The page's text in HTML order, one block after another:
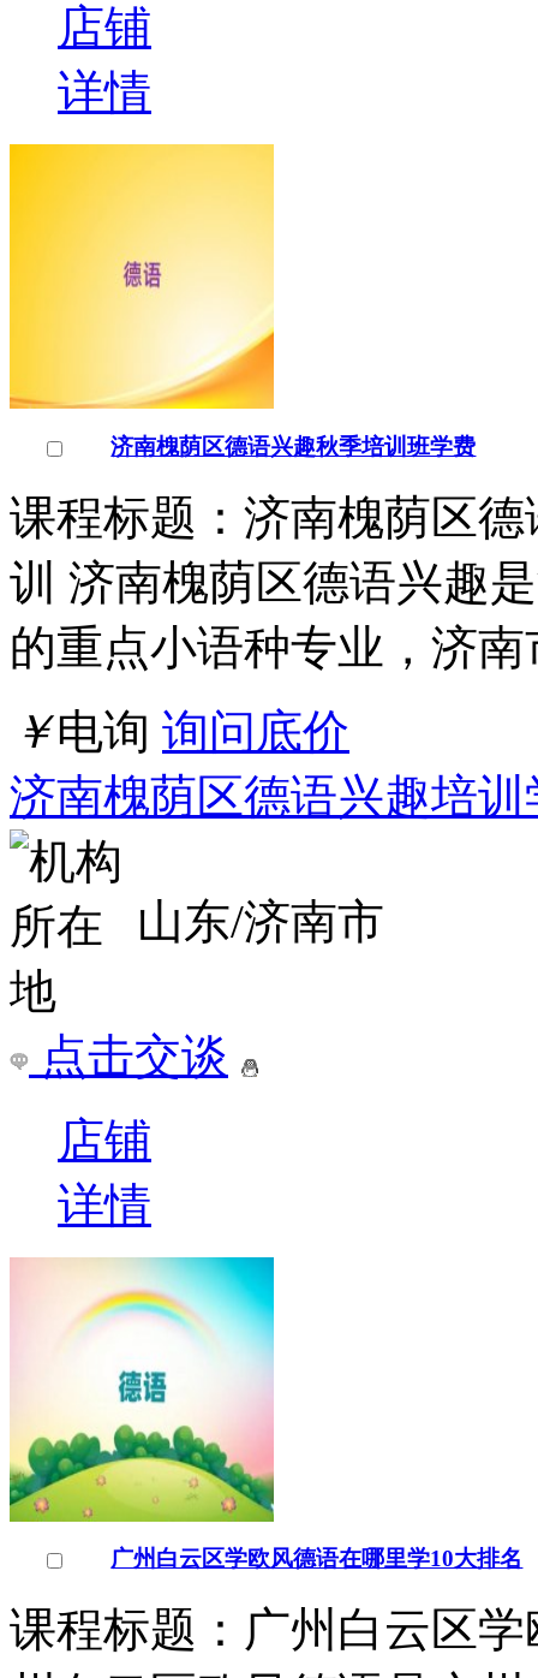
店铺
详情
济南槐荫区德语兴趣秋季培训班学费
课程标题：济南槐荫区
训 济南槐荫区德语兴趣
的重点小语种专业，济南
￥电询 询问底价
济南槐荫区德语兴趣培训
山东/济南市
点击交谈
店铺
详情
广州白云区学欧风德语在哪里学10大排名
课程标题：广州白云区